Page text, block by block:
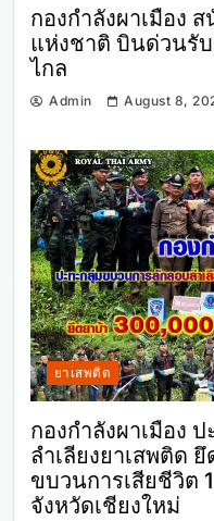
กองกำลังผาเมือง
แห่งชาติ บินด่วนรั
ไกล
Admin August 8,
ยาเสพติด
กองกำลังผาเมือง
ลำเลียงยาเสพติด
ขบวนการเสียชีวิต
จังหวัดเชียงใหม่